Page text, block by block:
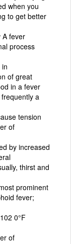
when you
to get better
A fever
process
of great
in a fever
a
tension
of
by increased
thirst and
prominent
fever;
0°F
of